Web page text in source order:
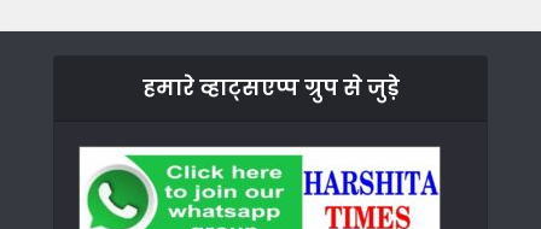
हमारे व्हाट्सएप्प ग्रुप से जुड़े